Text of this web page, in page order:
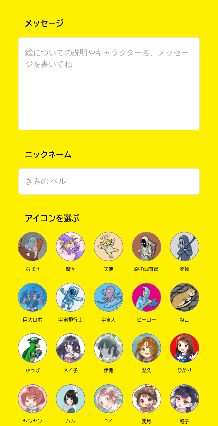
読める
もっと知りたい
メッセージ
ニックネーム
アイコンを選ぶ
おばけ 魔女 天使 謎の調査員 死神
巨大ロボ 宇宙飛行士 宇宙人 ヒーロー ねこ
かっぱ メイ子 伊織 梨久 ひかり
ヤンヤン ハル ユイ 実月 和子